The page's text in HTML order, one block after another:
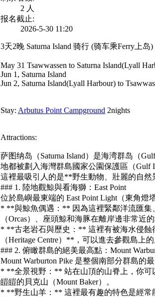
2 人
报名截止:
2026-5-30 11:20
3天2晚 Saturna Island 骑行 (骑车乘Ferry上岛)
May 31 Tsawwassen to Saturna Island(Lyall
Jun 1, Saturna Island
Jun 2, Saturna Island(Lyall Harbour) to
Stay: Arbutus Point Campground 2nights
Attractions:
萨图纳岛（Saturna Island）是海湾群岛（
地都被劃入海灣群島國家公園保護區（Gulf
這裡最吸引人的是**野生動物、壯麗的自
### 1. 陸地觀鯨與看海獅：East Point
位於島嶼最東端的 East Point Light（東角
* **與鯨魚偶遇：** 因為這裡緊鄰洋流匯集
（Orcas）、座頭鯨和海豚在離岸邊非常近
* **古老岩石與歷史：** 這裡有被海水侵
（Heritage Centre）**，可以進去參觀島上
### 2. 俯瞰群島的絕美最高點：Mount
Mount Warburton Pike 是整個南部分群島
* **全景視野：** 站在山頂的山脊上，你可
皚皚的貝克山（Mount Baker）。
* **野生山羊：** 這裡最有趣的特色是經